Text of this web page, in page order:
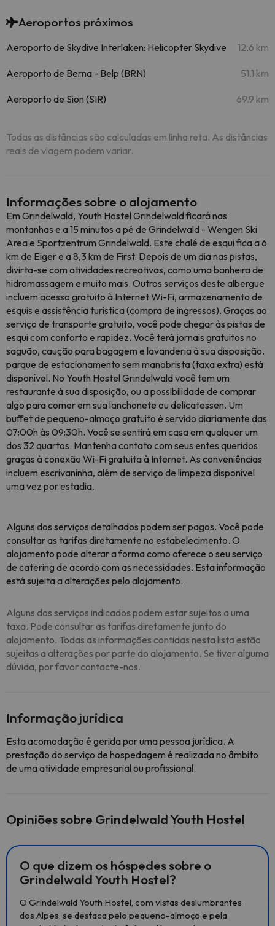
Aeroportos próximos
Aeroporto de Skydive Interlaken: Helicopter Skydive 12.6 km
Aeroporto de Berna - Belp (BRN) 51.1 km
Aeroporto de Sion (SIR) 69.9 km
Todas as distâncias são calculadas em linha reta. As distâncias
reais de viagem podem variar.
Informações sobre o alojamento
Em Grindelwald, Youth Hostel Grindelwald ficará nas
montanhas e a 15 minutos a pé de Grindelwald - Wengen Ski
Area e Sportzentrum Grindelwald. Este chalé de esqui fica a 6
km de Eiger e a 8,3 km de First. Depois de um dia nas pistas,
divirta-se com atividades recreativas, como uma banheira de
hidromassagem e muito mais. Outros serviços deste albergue
incluem acesso gratuito à Internet Wi-Fi, armazenamento de
esquis e assistência turística (compra de ingressos). Graças ao
serviço de transporte gratuito, você pode chegar às pistas de
esqui com conforto e rapidez. Você terá jornais gratuitos no
saguão, caução para bagagem e lavanderia à sua disposição.
parque de estacionamento sem manobrista (taxa extra) está
disponível. No Youth Hostel Grindelwald você tem um
restaurante à sua disposição, ou a possibilidade de comprar
algo para comer em sua lanchonete ou delicatessen. Um
buffet de pequeno-almoço gratuito é servido diariamente das
07:00h às 09:30h. Você se sentirá em casa em qualquer um
dos 32 quartos. Mantenha contato com seus entes queridos
graças à conexão Wi-Fi gratuita à Internet. As conveniências
incluem escrivaninha, além de serviço de limpeza disponível
uma vez por estadia.
Alguns dos serviços detalhados podem ser pagos. Você pode
consultar as tarifas diretamente no estabelecimento. O
alojamento pode alterar a forma como oferece o seu serviço
de catering de acordo com as necessidades. Esta informação
está sujeita a alterações pelo alojamento.
Alguns dos serviços indicados podem estar sujeitos a uma
taxa. Pode consultar as tarifas diretamente junto do
alojamento. Todas as informações contidas nesta lista estão
sujeitas a alterações por parte do alojamento. Se tiver alguma
dúvida, por favor contacte-nos.
Informação jurídica
Esta acomodação é gerida por uma pessoa jurídica. A
prestação do serviço de hospedagem é realizada no âmbito
de uma atividade empresarial ou profissional.
Opiniões sobre Grindelwald Youth Hostel
O que dizem os hóspedes sobre o
Grindelwald Youth Hostel?
O Grindelwald Youth Hostel, com vistas deslumbrantes
dos Alpes, se destaca pelo pequeno-almoço e pela